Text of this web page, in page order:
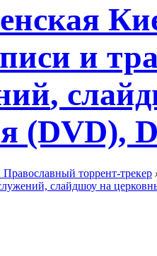
​кая
и
​,
(DVD),
торрент-трекер
слайдшоу на